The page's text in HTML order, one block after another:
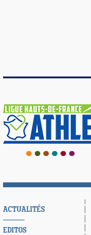
ACTUALITÉS
EDITOS